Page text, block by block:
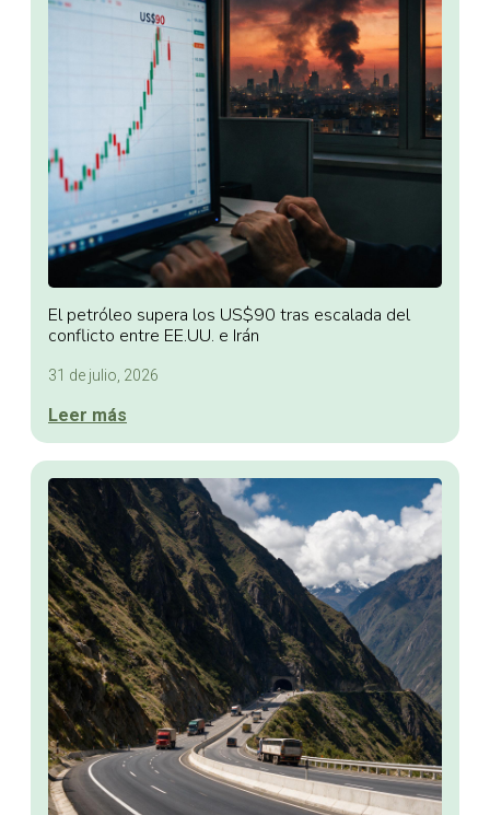
El petróleo supera los US$90 tras escalada del
conflicto entre EE.UU. e Irán
31 de julio, 2026
Leer más